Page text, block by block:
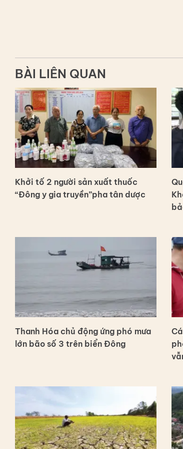
BÀI LIÊN QUAN
Khởi tố 2 người sản xuất thuốc
“Đông y gia truyền”pha tân dược
Thanh Hóa chủ động ứng phó mưa
lớn bão số 3 trên biển Đông